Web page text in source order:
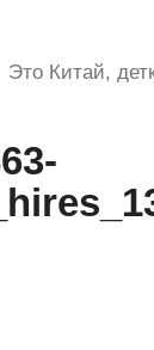
Это Китай,